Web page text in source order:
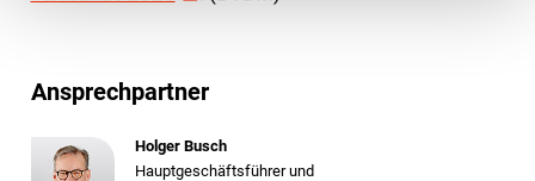
Ansprechpartner
Holger Busch
Hauptgeschäftsführer und